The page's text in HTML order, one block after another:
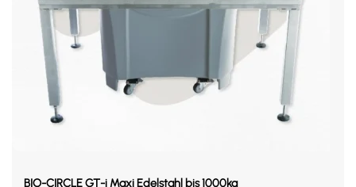
BIO-CIRCLE GT-i Maxi Edelstahl bis 1000kg